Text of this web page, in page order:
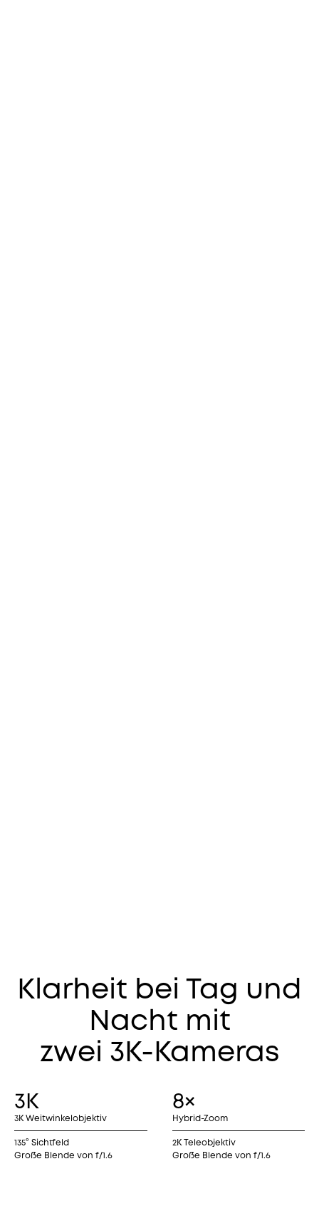
Klarheit bei Tag und
Nacht mit
zwei 3K-Kameras
3K
3K Weitwinkelobjektiv
135° Sichtfeld
Große Blende von f/1.6
8×
Hybrid-Zoom
2K Teleobjektiv
Große Blende von f/1.6